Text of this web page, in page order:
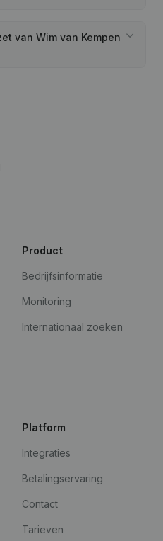
van Wim van Kempen
Product
Bedrijfsinformatie
Monitoring
Internationaal zoeken
Platform
Integraties
Betalingservaring
Contact
Tarieven